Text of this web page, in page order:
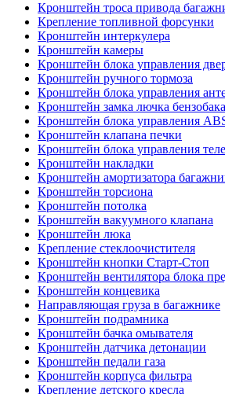
Кронштейн троса привода
Крепление топливной форсунки
Кронштейн интеркулера
Кронштейн камеры
Кронштейн блока управления
Кронштейн ручного тормоза
Кронштейн блока управления
Кронштейн замка лючка бензобака
Кронштейн блока управления
Кронштейн клапана печки
Кронштейн блока управления
Кронштейн накладки
Кронштейн амортизатора
Кронштейн торсиона
Кронштейн потолка
Кронштейн вакуумного клапана
Кронштейн люка
Крепление стеклоочистителя
Кронштейн кнопки Старт-Стоп
Кронштейн вентилятора блока
Кронштейн концевика
Направляющая груза в багажнике
Кронштейн подрамника
Кронштейн бачка омывателя
Кронштейн датчика детонации
Кронштейн педали газа
Кронштейн корпуса фильтра
Крепление детского кресла